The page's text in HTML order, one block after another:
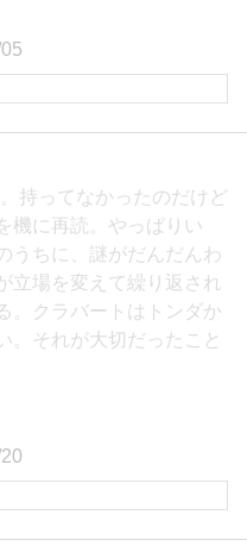
持ってなかったのだけど
機に再読。やっぱりい
うちに、謎がだんだんわ
立場を変えて繰り返され
。クラバートはトンダか
。それが大切だったこと